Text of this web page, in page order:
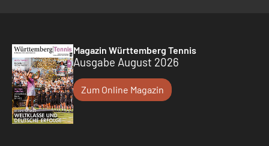
Magazin Württemberg Tennis
Ausgabe August 2026
Zum Online Magazin